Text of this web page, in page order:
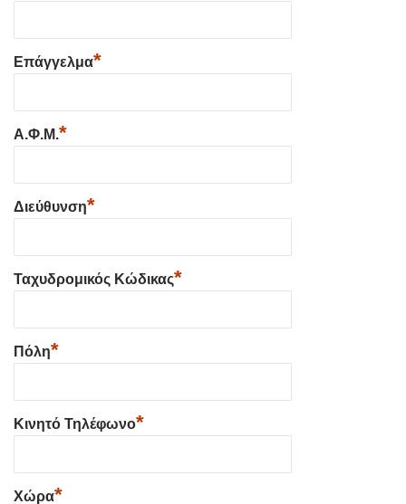
Επάγγελμα*
Α.Φ.Μ.*
Διεύθυνση*
Ταχυδρομικός Κώδικας*
Πόλη*
Κινητό Τηλέφωνο*
Χώρα*